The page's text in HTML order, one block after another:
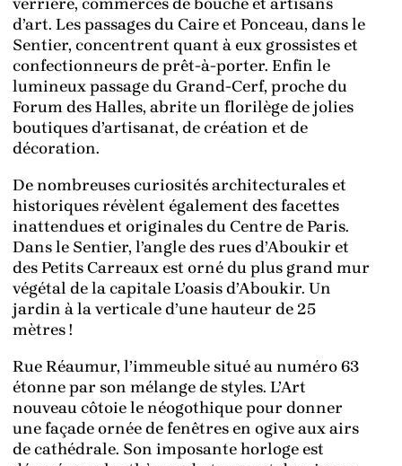
d’art. Les passages du Caire et Ponceau, dans le
Sentier, concentrent quant à eux grossistes et
confectionneurs de prêt-à-porter. Enfin le
lumineux passage du Grand-Cerf, proche du
Forum des Halles, abrite un florilège de jolies
boutiques d’artisanat, de création et de
décoration.
De nombreuses curiosités architecturales et
historiques révèlent également des facettes
inattendues et originales du Centre de Paris.
Dans le Sentier, l’angle des rues d’Aboukir et
des Petits Carreaux est orné du plus grand mur
végétal de la capitale L’oasis d’Aboukir. Un
jardin à la verticale d’une hauteur de 25
mètres !
Rue Réaumur, l’immeuble situé au numéro 63
étonne par son mélange de styles. L’Art
nouveau côtoie le néogothique pour donner
une façade ornée de fenêtres en ogive aux airs
de cathédrale. Son imposante horloge est